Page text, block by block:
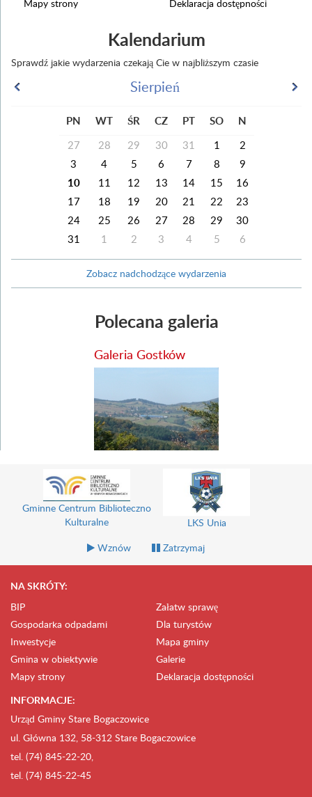
Mapy strony Deklaracja dostępności
Kalendarium
Sprawdź jakie wydarzenia czekają Cie w najbliższym czasie
Sierpień
PN WT ŚR CZ PT SO N
27 28 29 30 31 1
2
3
4 5 6 7 8 9
10 11 12 13 14 15
16
17
18 19 20 21 22
23
24
25 26 27 28 29
30
31
1 2 3 4 5 6
Zobacz nadchodzące wydarzenia
Polecana galeria
Galeria Gostków
Gminne Centrum Biblioteczno
Kulturalne
LKS Unia
Wznów
Zatrzymaj
NA SKRÓTY:
BIP
Załatw sprawę
Gospodarka odpadami
Dla turystów
Inwestycje
Mapa gminy
Gmina w obiektywie
Galerie
Mapy strony
Deklaracja dostępności
INFORMACJE:
Urząd Gminy Stare Bogaczowice
ul. Główna 132, 58-312 Stare Bogaczowice
tel. (74) 845-22-20,
tel. (74) 845-22-45